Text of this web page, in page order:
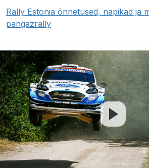
Rally Estonia õnnetused, napikad ja
pangazrally